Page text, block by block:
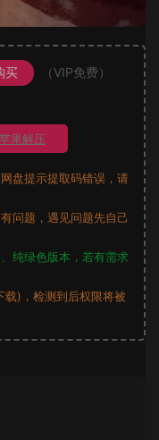
买
（VIP免费）
苹果解压
盘提示提取码错误，请
问题，遇见问题先自己
纯绿色版本，若有需求
)，检测到后权限将被